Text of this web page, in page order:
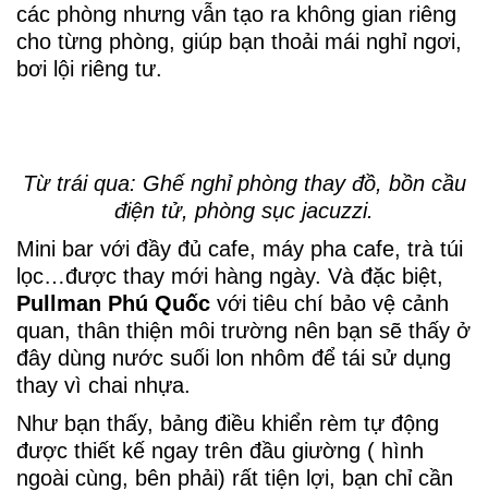
các phòng nhưng vẫn tạo ra không gian riêng
cho từng phòng, giúp bạn thoải mái nghỉ ngơi,
bơi lội riêng tư.
Từ trái qua: Ghế nghỉ phòng thay đồ, bồn cầu
điện tử, phòng sục jacuzzi.
Mini bar với đầy đủ cafe, máy pha cafe, trà túi
lọc…được thay mới hàng ngày. Và đặc biệt,
Pullman Phú Quốc với tiêu chí bảo vệ cảnh
quan, thân thiện môi trường nên bạn sẽ thấy ở
đây dùng nước suối lon nhôm để tái sử dụng
thay vì chai nhựa.
Như bạn thấy, bảng điều khiển rèm tự động
được thiết kế ngay trên đầu giường ( hình
ngoài cùng, bên phải) rất tiện lợi, bạn chỉ cần